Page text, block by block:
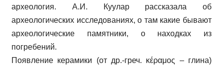
археология. А.И. Куулар рассказала об
археологических исследованиях, о там какие бывают
археологические памятники, о находках из
погребений.
Появление керамики (от др.-греч. κέραμος – глина)